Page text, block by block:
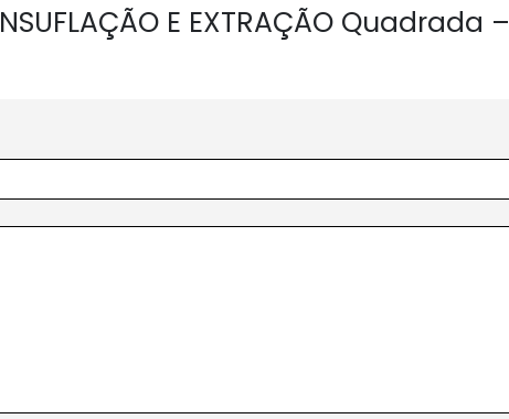
E EXTRAÇÃO Quadrada –